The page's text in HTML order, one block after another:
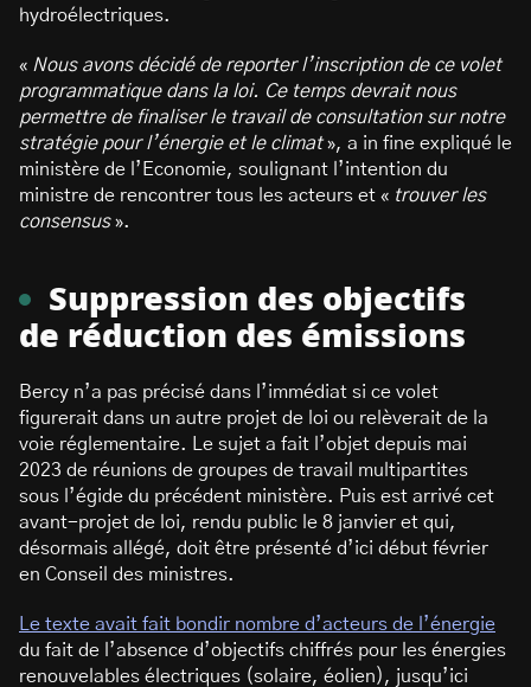
hydroélectriques.
« Nous avons décidé de reporter l’inscription de ce volet
programmatique dans la loi. Ce temps devrait nous
permettre de finaliser le travail de consultation sur notre
stratégie pour l’énergie et le climat», a in fine expliqué le
ministère de l’Economie, soulignant l’intention du
ministre de rencontrer tous les acteurs et « trouver les
consensus».
Suppression des objectifs
de réduction des émissions
Bercy n’a pas précisé dans l’immédiat si ce volet
figurerait dans un autre projet de loi ou relèverait de la
voie réglementaire. Le sujet a fait l’objet depuis mai
2023 de réunions de groupes de travail multipartites
sous l’égide du précédent ministère. Puis est arrivé cet
avant-projet de loi, rendu public le 8 janvier et qui,
désormais allégé, doit être présenté d’ici début février
en Conseil des ministres.
Le texte avait fait bondir nombre d’acteurs de l’énergie
du fait de l’absence d’objectifs chiffrés pour les énergies
renouvelables électriques (solaire, éolien), jusqu’ici